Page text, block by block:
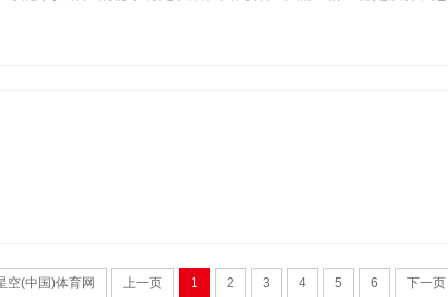
空(中国)体育网 上一页 1 2 3 4 5 6 下一页